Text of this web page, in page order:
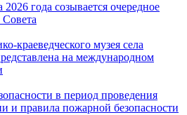
года созывается очередное
Совета
краеведческого музея села
на международном
в период проведения
и правила пожарной безопасности